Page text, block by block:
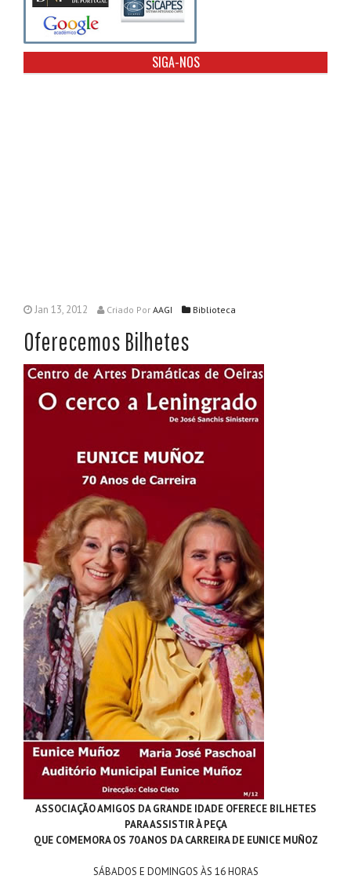
SIGA-NOS
Jan 13, 2012 Criado Por AAGI Biblioteca
Oferecemos Bilhetes
ASSOCIAÇÃO AMIGOS DA GRANDE IDADE OFERECE BILHETES
PARA ASSISTIR À PEÇA
QUE COMEMORA OS 70 ANOS DA CARREIRA DE EUNICE MUÑOZ
SÁBADOS E DOMINGOS ÀS 16 HORAS